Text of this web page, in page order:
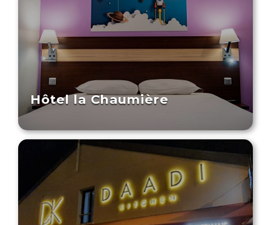
Hôtel la Chaumière